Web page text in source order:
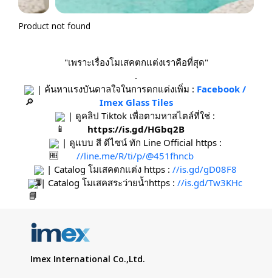
Product not found
"เพราะเรื่องโมเสคตกแต่งเราคือที่สุด"
.
| ค้นหาแรงบันดาลใจในการตกแต่งเพิ่ม : Facebook /
Imex Glass Tiles
https://is.gd/HGbq2B
//line.me/R/ti/p/@451fhncb
| Catalog โมเสคตกแต่ง https : //is.gd/gD08F8
| Catalog โมเสคสระว่ายน้ำhttps : //is.gd/Tw3KHc
Imex International Co.,Ltd.